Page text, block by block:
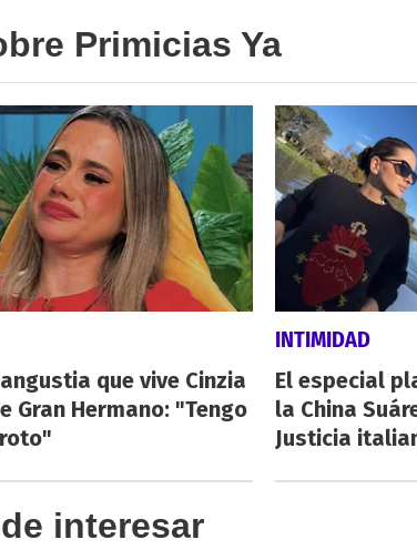
Primicias Ya
que vive Cinzia
Gran Hermano: "Tengo
INTIMIDAD
El especial
la China
Justicia
interesar